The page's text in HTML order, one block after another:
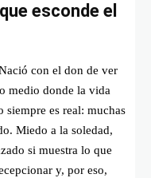
esconde el
con el don de ver
medio donde la vida
es real: muchas
Miedo a la soledad,
si muestra lo que
y, por eso,